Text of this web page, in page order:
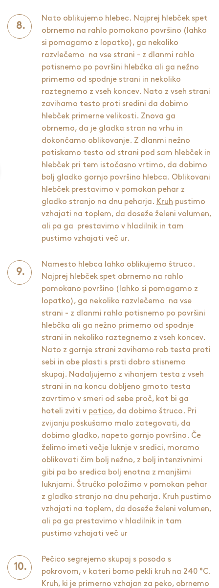
Nato oblikujemo hlebec. Najprej hlebček spet
obrnemo na rahlo pomokano površino (lahko
si pomagamo z lopatko), ga nekoliko
razvlečemo na vse strani - z dlanmi rahlo
potisnemo po površini hlebčka ali ga nežno
primemo od spodnje strani in nekoliko
raztegnemo z vseh koncev. Nato z vseh strani
zavihamo testo proti sredini da dobimo
hlebček primerne velikosti. Znova ga
obrnemo, da je gladka stran na vrhu in
dokončamo oblikovanje. Z dlanmi nežno
potiskamo testo od strani pod sam hlebček in
hlebček pri tem istočasno vrtimo, da dobimo
bolj gladko gornjo površino hlebca. Oblikovani
hlebček prestavimo v pomokan pehar z
gladko stranjo na dnu peharja. Kruh pustimo
vzhajati na toplem, da doseže želeni volumen,
ali pa ga prestavimo v hladilnik in tam
pustimo vzhajati več ur.
Namesto hlebca lahko oblikujemo štruco.
Najprej hlebček spet obrnemo na rahlo
pomokano površino (lahko si pomagamo z
lopatko), ga nekoliko razvlečemo na vse
strani - z dlanmi rahlo potisnemo po površini
hlebčka ali ga nežno primemo od spodnje
strani in nekoliko raztegnemo z vseh koncev.
Nato z gornje strani zavihamo rob testa proti
sebi in obe plasti s prsti dobro stisnemo
skupaj. Nadaljujemo z vihanjem testa z vseh
strani in na koncu dobljeno gmoto testa
zavrtimo v smeri od sebe proč, kot bi ga
hoteli zviti v potico, da dobimo štruco. Pri
zvijanju poskušamo malo zategovati, da
dobimo gladko, napeto gornjo površino. Če
želimo imeti večje luknje v sredici, moramo
oblikovati čim bolj nežno, z bolj intenzivnimi
gibi pa bo sredica bolj enotna z manjšimi
luknjami. Štručko položimo v pomokan pehar
z gladko stranjo na dnu peharja. Kruh pustimo
vzhajati na toplem, da doseže želeni volumen,
ali pa ga prestavimo v hladilnik in tam
pustimo vzhajati več ur
Pečico segrejemo skupaj s posodo s
pokrovom, v kateri bomo pekli kruh na 240 °C.
Kruh, ki je primerno vzhajan za peko, obrnemo